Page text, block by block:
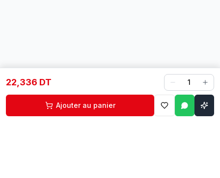
22,336 DT 1
Ajouter au panier